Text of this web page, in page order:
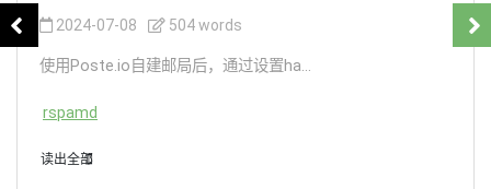
2024-07-08 504 words
使用Poste.io自建邮局后，通过设置ha...
rspamd
读出全部